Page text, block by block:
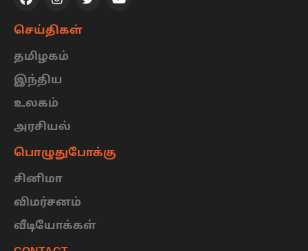
செய்திகள்
தமிழகம்
இந்திய
உலகம்
அரசியல்
பொழுதுபோக்கு
சினிமா
விமர்சனம்
வீடியோக்கள்